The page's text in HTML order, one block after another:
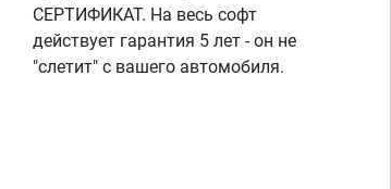
СЕРТИФИКАТ. На весь софт
действует гарантия 5 лет - он не
"слетит" с вашего автомобиля.